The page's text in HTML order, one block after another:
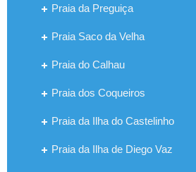
Praia da Preguiça
Praia Saco da Velha
Praia do Calhau
Praia dos Coqueiros
Praia da Ilha do Castelinho
Praia da Ilha de Diego Vaz